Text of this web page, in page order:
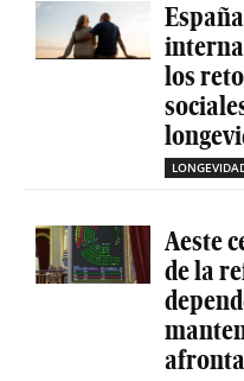
los
Aeste
de la